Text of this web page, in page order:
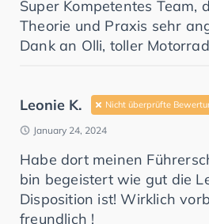
Super Kompetentes Team,
Theorie und Praxis sehr
Dank an Olli, toller
Leonie K. Nicht überprüfte
January 24, 2024
Habe dort meinen
bin begeistert wie gut die
Disposition ist! Wirklich
freundlich !